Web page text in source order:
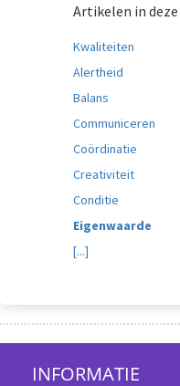
Artikelen in
Kwaliteiten
Alertheid
Balans
Communiceren
Coördinatie
Creativiteit
Conditie
Eigenwaarde
[...]
INFORMATIE